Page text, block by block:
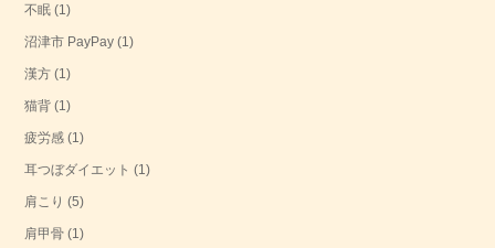
不眠 (1)
沼津市 PayPay (1)
漢方 (1)
猫背 (1)
疲労感 (1)
耳つぼダイエット (1)
肩こり (5)
肩甲骨 (1)